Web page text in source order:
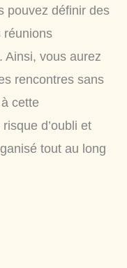
pouvez définir des
réunions
Ainsi, vous aurez
rencontres sans
cette
d’oubli et
tout au long